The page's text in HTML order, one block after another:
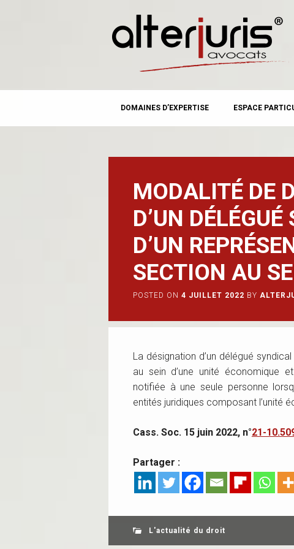
MAIN MENU
content
DOMAINES D’EXPERTISE ESPACE
MODALITÉ DE
D’UN
D’UN
SECTION AU
POSTED ON 4 JUILLET 2022 BY
La désignation d’un délégué
au sein d’une unité économique
notifiée à une seule personne
entités juridiques composant l’unité
Cass. Soc. 15 juin 2022, n°21-
Partager :
L'actualité du droit